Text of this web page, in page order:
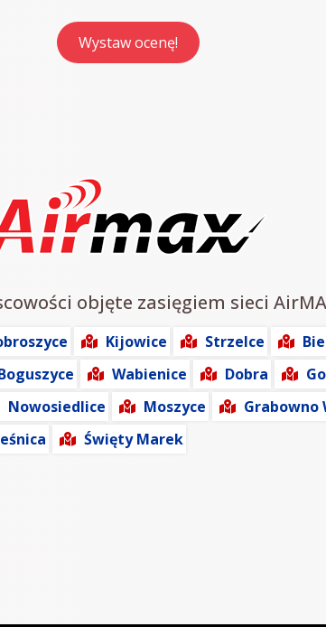
objęte zasięgiem sieci
Kijowice Strzelce
Wabienice Dobra
Nowosiedlice Moszyce Grabowno
Święty Marek